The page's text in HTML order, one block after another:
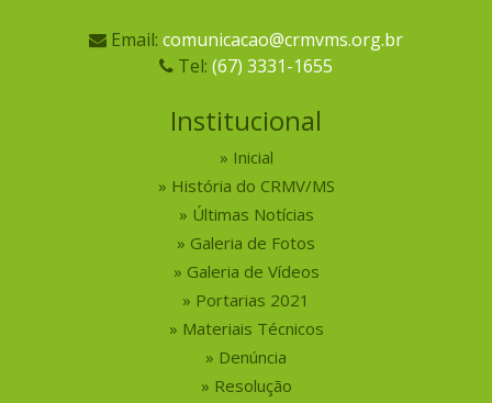
Email: comunicacao@crmvms.org.br
Tel: (67) 3331-1655
Institucional
Inicial
História do CRMV/MS
Últimas Notícias
Galeria de Fotos
Galeria de Vídeos
Portarias 2021
Materiais Técnicos
Denúncia
Resolução